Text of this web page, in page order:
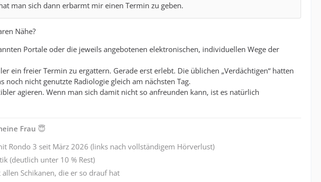
man sich dann erbarmt mir einen Termin zu geben.
Nähe?
Portale oder die jeweils angebotenen elektronischen, individuellen Wege der
ein freier Termin zu ergattern. Gerade erst erlebt. Die üblichen „Verdächtigen“ hatten
nicht genutzte Radiologie gleich am nächsten Tag.
agieren. Wenn man sich damit nicht so anfreunden kann, ist es natürlich
Frau 😇
Rondo 3 seit März 2026 (links nach vollständigem Hörverlust)
(deutlich unter 10 % Rest)
Schikanen, die er so drauf hat